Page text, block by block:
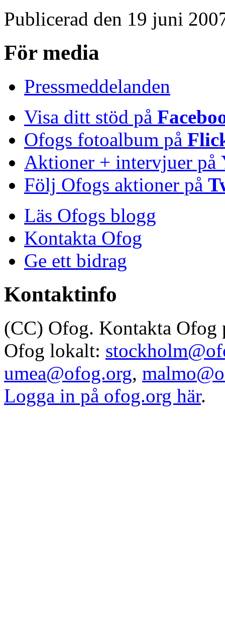
Publicerad den 19 juni
För media
Pressmeddelanden
Visa ditt stöd på
Ofogs fotoalbum på
Aktioner + intervjuer på
Följ Ofogs aktioner på
Läs Ofogs blogg
Kontakta Ofog
Ge ett bidrag
Kontaktinfo
(CC) Ofog. Kontakta Ofog
Ofog lokalt:
umea@ofog.org,
Logga in på ofog.org här.